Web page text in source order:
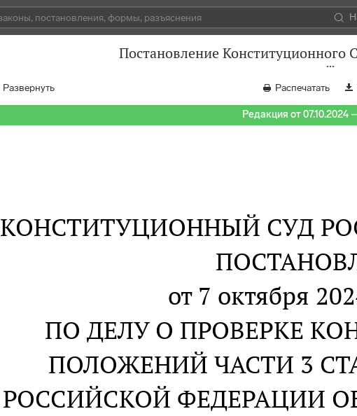
Постановление Конституционного
Развернуть Распечатать
Редакция от 07.10.2024
КОНСТИТУЦИОННЫЙ СУД
от 7 октября
ПО ДЕЛУ О ПРОВЕРКЕ
ПОЛОЖЕНИЙ ЧАСТИ 3
РОССИЙСКОЙ ФЕДЕРАЦИИ